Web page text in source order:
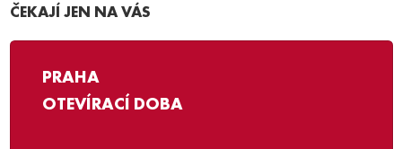
ČEKAJÍ JEN NA VÁS
PRAHA
OTEVÍRACÍ DOBA